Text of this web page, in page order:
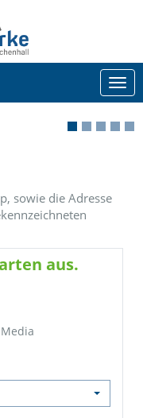
sowie die Adresse
aus.